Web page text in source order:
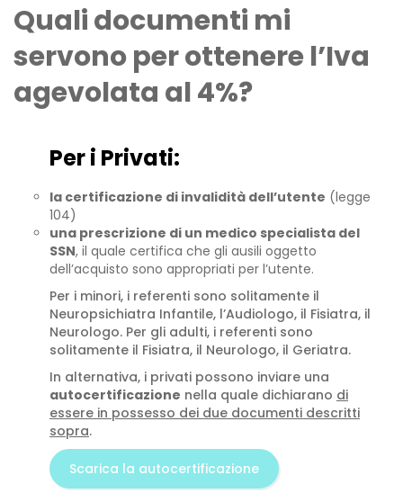
Quali documenti mi
servono per ottenere l’Iva
agevolata al 4%?
Per i Privati:
la certificazione di invalidità dell’utente (legge
104)
una prescrizione di un medico specialista del
SSN, il quale certifica che gli ausili oggetto
dell’acquisto sono appropriati per l’utente.
Per i minori, i referenti sono solitamente il
Neuropsichiatra Infantile, l’Audiologo, il Fisiatra, il
Neurologo. Per gli adulti, i referenti sono
solitamente il Fisiatra, il Neurologo, il Geriatra.
In alternativa, i privati possono inviare una
autocertificazione nella quale dichiarano di
essere in possesso dei due documenti descritti
sopra.
Scarica la autocertificazione